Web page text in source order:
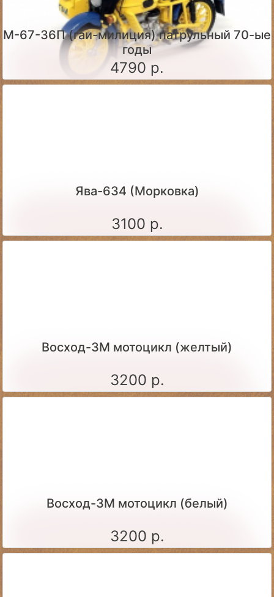
М-67-36П (гаи-милиция) патрульный 70-ые
годы
4790 р.
Ява-634 (Морковка)
3100 р.
Восход-3М мотоцикл (желтый)
3200 р.
Восход-3М мотоцикл (белый)
3200 р.